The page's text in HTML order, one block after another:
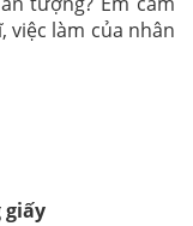
việc làm của nhân
giấy